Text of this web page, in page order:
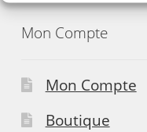
Mon Compte
Mon Compte
Boutique